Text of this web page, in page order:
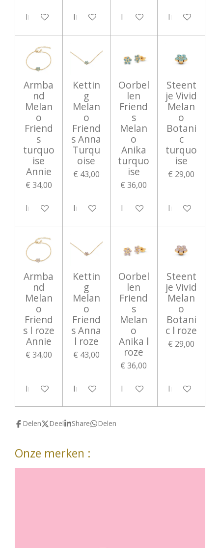
In winkelwagenIn winkelwagenIn winkelwagenIn
Armba
nd
Melan
o
Friend
s
turquo
ise
Annie
€ 34,00
In winkelwagen
Kettin
g
Melan
o
Friend
s Anna
Turqu
oise
€ 43,00
In winkelwagen
Oorbel
len
Friend
s
Melan
o
Anika
turquo
ise
€ 36,00
In winkelwagen
Steent
je Vivid
Melan
o
Botani
c
turquo
ise
€ 29,00
In
Armba
nd
Melan
o
Friend
s l roze
Annie
€ 34,00
In winkelwagen
Kettin
g
Melan
o
Friend
s Anna
l roze
€ 43,00
In winkelwagen
Oorbel
len
Friend
s
Melan
o
Anika l
roze
€ 36,00
In winkelwagen
Steent
je Vivid
Melan
o
Botani
c l roze
€ 29,00
In
Delen Deel Share Delen
Onze merken :